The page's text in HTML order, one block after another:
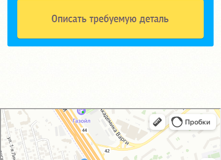
GM-City&VAG-Repair
Автосервис, автотехцентр в Москве
Магазин автозапчастей и автотоваров в Москве